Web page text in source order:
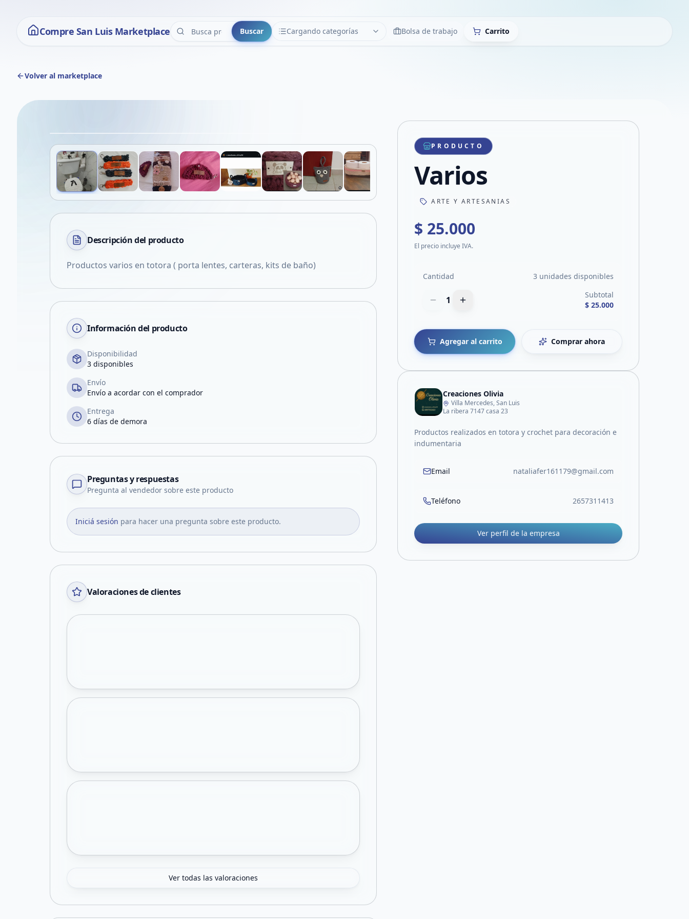
Compre San Luis Marketplace Buscar Cargando categorías
CATEGORÍAS LimpiarBolsa de trabajo Carrito
Volver al marketplace
Compartir producto
Compartir por WhatsApp
Compartir por mail
Compartir en Facebook
Compartir en X
Descripción del producto
Productos varios en totora ( porta lentes, carteras, kits de baño)
Información del producto
Disponibilidad
3 disponibles
Envío
Envío a acordar con el comprador
Entrega
6 días de demora
Preguntas y respuestas
Pregunta al vendedor sobre este producto
Iniciá sesión para hacer una pregunta sobre este producto.
Valoraciones de clientes
Ver todas las valoraciones
PRODUCTO
Varios
ARTE Y ARTESANIAS
$ 25.000
El precio incluye IVA.
Cantidad 3 unidades disponibles
1
Subtotal
$ 25.000
Agregar al carrito Comprar ahora
Creaciones Olivia
Villa Mercedes, San Luis
La ribera 7147 casa 23
Productos realizados en totora y crochet para decoración e
indumentaria
Email nataliafer161179@gmail.com
Teléfono 2657311413
Ver perfil de la empresa